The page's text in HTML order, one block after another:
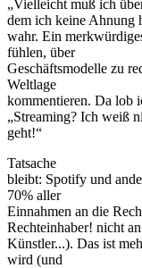
„Vielleicht muß ich
dem ich keine Ahnung
wahr. Ein
fühlen, über
Geschäftsmodelle zu
Weltlage
kommentieren. Da lob
„Streaming? Ich weiß
geht!“
Tatsache
bleibt: Spotify und
70% aller
Einnahmen an die
Rechteinhaber! nicht
Künstler...). Das ist
wird (und